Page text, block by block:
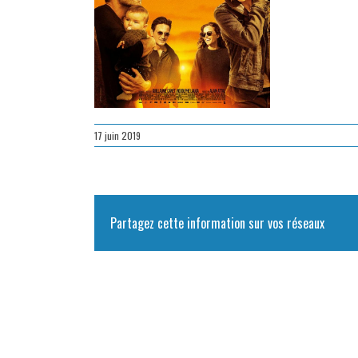
17 juin 2019
Partagez cette information sur vos réseaux